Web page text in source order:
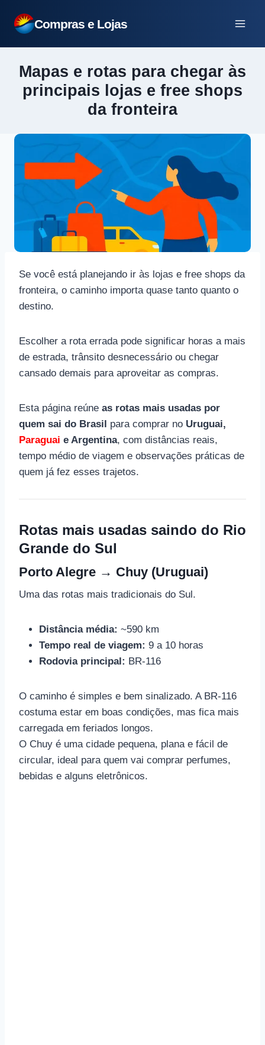
para
Compras e Lojas
Mapas e rotas para chegar às
principais lojas e free shops
da fronteira
Se você está planejando ir às lojas e free shops da
fronteira, o caminho importa quase tanto quanto o
destino.
Escolher a rota errada pode significar horas a mais
de estrada, trânsito desnecessário ou chegar
cansado demais para aproveitar as compras.
Esta página reúne as rotas mais usadas por
quem sai do Brasil para comprar no Uruguai,
Paraguai e Argentina, com distâncias reais,
tempo médio de viagem e observações práticas de
quem já fez esses trajetos.
Rotas mais usadas saindo do Rio
Grande do Sul
Porto Alegre → Chuy (Uruguai)
Uma das rotas mais tradicionais do Sul.
Distância média: ~590 km
Tempo real de viagem: 9 a 10 horas
Rodovia principal: BR-116
O caminho é simples e bem sinalizado. A BR-116
costuma estar em boas condições, mas fica mais
carregada em feriados longos.
O Chuy é uma cidade pequena, plana e fácil de
circular, ideal para quem vai comprar perfumes,
bebidas e alguns eletrônicos.